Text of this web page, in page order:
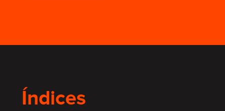
Índices